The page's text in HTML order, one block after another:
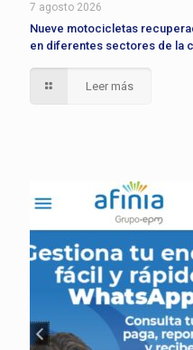
7 agosto 2026
Nueve motocicletas
en diferentes sectores de la
Leer más